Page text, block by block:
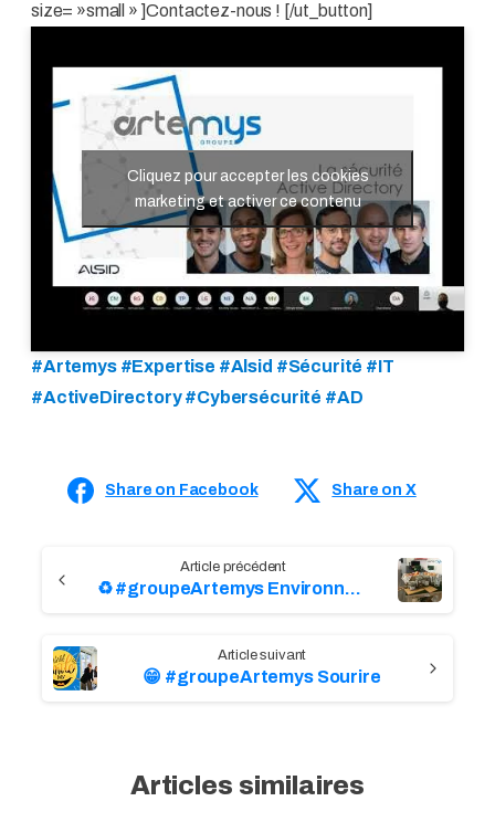
size= »small » ]Contactez-nous ! [/ut_button]
Cliquez pour accepter les cookies
marketing et activer ce contenu
#Artemys #Expertise #Alsid #Sécurité #IT
#ActiveDirectory #Cybersécurité #AD
Share on Facebook Share on X
♻️ #groupeArtemys Environnement
😁 #groupeArtemys Sourire